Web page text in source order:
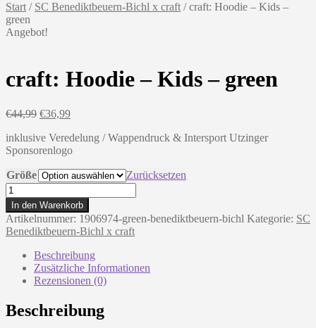
Start / SC Benediktbeuern-Bichl x craft /craft: Hoodie – Kids –
green
Angebot!
craft: Hoodie – Kids – green
€44,99 Ursprünglicher
war:
€44,99
€36,99Aktueller
ist:
€36,99.
inklusive Veredelung / Wappendruck & Intersport Utzinger
Sponsorenlogo
Größe
Zurücksetzen
craft:
Hoodie
-
Kids
-
green
Menge
In den Warenkorb
Artikelnummer: 1906974-green-benediktbeuern-bichl Kategorie: SC
Benediktbeuern-Bichl x craft
Beschreibung
Zusätzliche Informationen
Rezensionen (0)
Beschreibung